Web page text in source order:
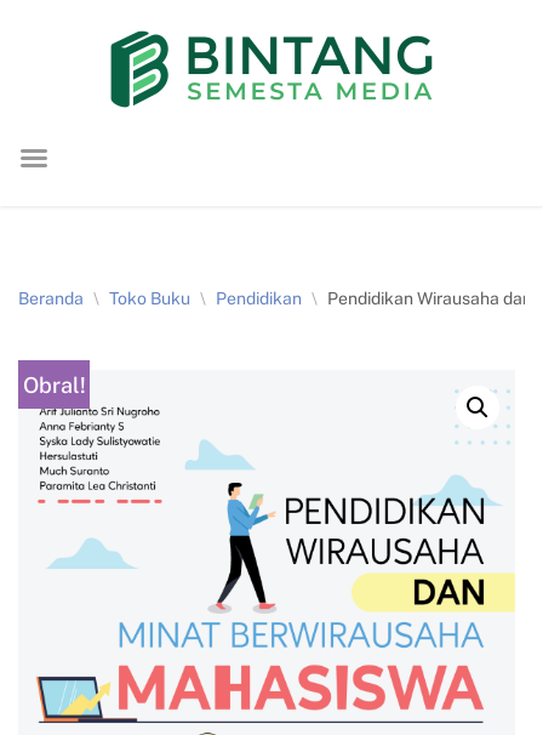
konten
Beranda \ Toko Buku \ Pendidikan \ Pendidikan Wirausaha dan
Obral!